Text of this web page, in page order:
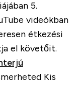
5.
videókban
étkezési
el követőit.
Kis